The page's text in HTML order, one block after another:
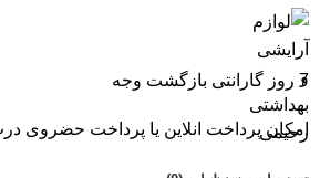
7 روز گارانتی بازگشت وجه
امکان پرداخت انلاین یا پرداخت حضروی